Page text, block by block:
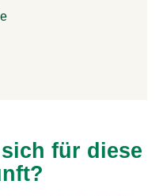
für diese